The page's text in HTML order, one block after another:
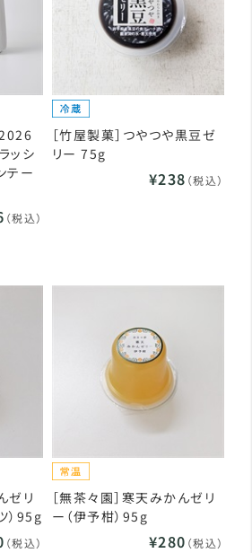
2026
ッシ
テー
（税込）
［竹屋製菓］つやつや黒豆ゼ
リー 75g
¥238 （税込）
ゼリ
）95g
（税込）
［無茶々園］寒天みかんゼリ
ー（伊予柑）95g
¥280 （税込）